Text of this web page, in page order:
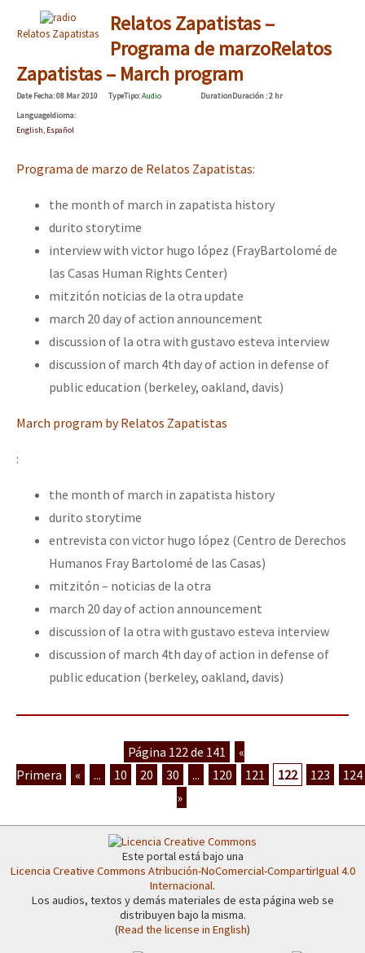
Relatos Zapatistas
Relatos Zapatistas –
Programa de marzoRelatos
Zapatistas – March program
DateFecha: 08 Mar 2010 TypeTipo:Audio DurationDuración: 2 hr
LanguageIdioma:
English, Español
Programa de marzo de Relatos Zapatistas:
the month of march in zapatista history
durito storytime
interview with victor hugo lópez (FrayBartolomé de
las Casas Human Rights Center)
mitzitón noticias de la otra update
march 20 day of action announcement
discussion of la otra with gustavo esteva interview
discussion of march 4th day of action in defense of
public education (berkeley, oakland, davis)
March program by Relatos Zapatistas
:
the month of march in zapatista history
durito storytime
entrevista con victor hugo lópez (Centro de Derechos
Humanos Fray Bartolomé de las Casas)
mitzitón – noticias de la otra
march 20 day of action announcement
discussion of la otra with gustavo esteva interview
discussion of march 4th day of action in defense of
public education (berkeley, oakland, davis)
Página 122 de 141
«
Primera
« ... 10 20 30 ... 120 121 122 123
124
»
Este portal está bajo una
Licencia Creative Commons Atribución-NoComercial-CompartirIgual 4.0
Internacional.
Los audios, textos y demás materiales de esta página web se
distribuyen bajo la misma.
(Read the license in English)